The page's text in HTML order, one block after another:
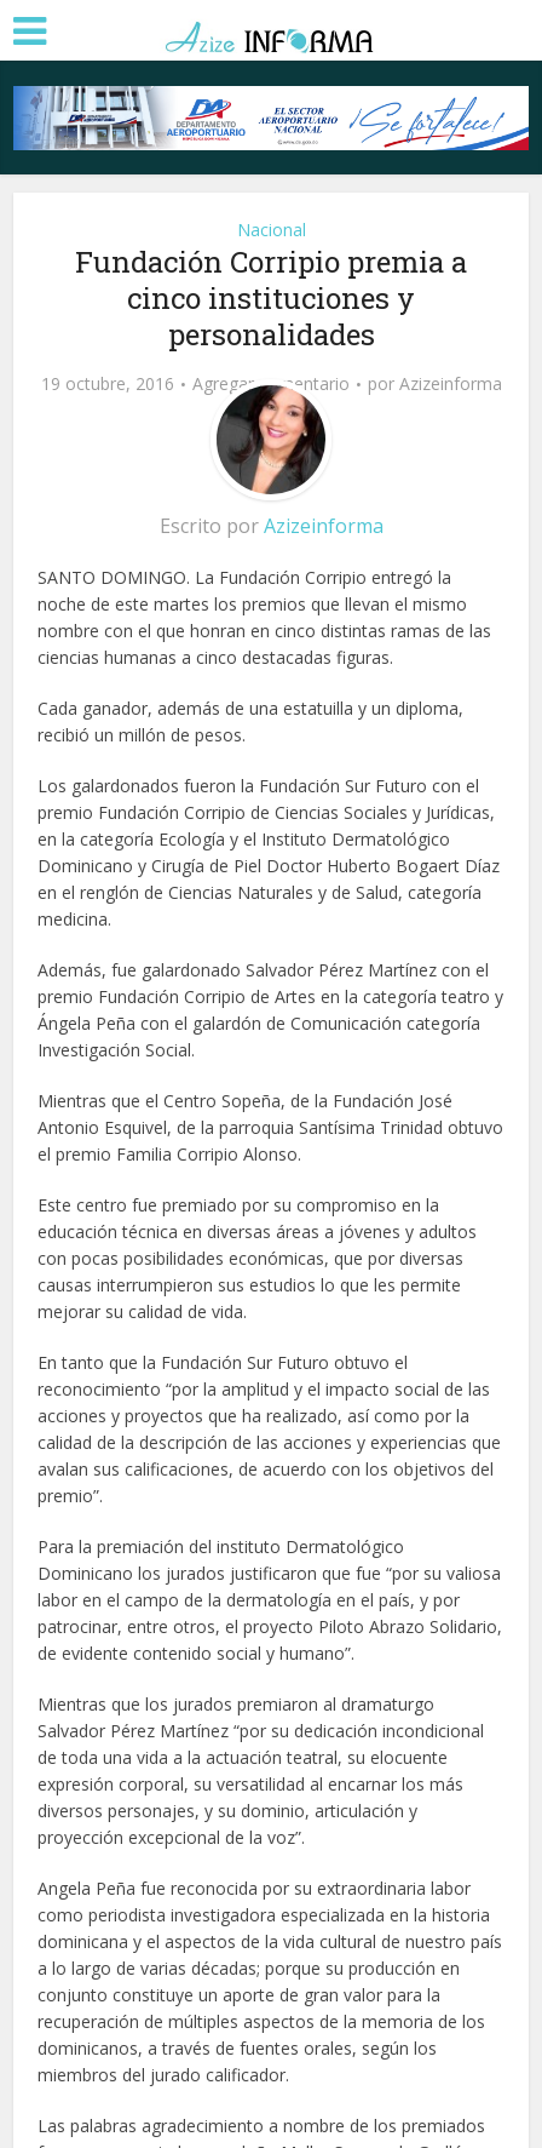
Nacional
Fundación Corripio premia a
cinco instituciones y
personalidades
19 octubre, 2016 Agregar comentario por Azizeinforma
Escrito porAzizeinforma
SANTO DOMINGO. La Fundación Corripio entregó la
noche de este martes los premios que llevan el mismo
nombre con el que honran en cinco distintas ramas de las
ciencias humanas a cinco destacadas figuras.
Cada ganador, además de una estatuilla y un diploma,
recibió un millón de pesos.
Los galardonados fueron la Fundación Sur Futuro con el
premio Fundación Corripio de Ciencias Sociales y Jurídicas,
en la categoría Ecología y el Instituto Dermatológico
Dominicano y Cirugía de Piel Doctor Huberto Bogaert Díaz
en el renglón de Ciencias Naturales y de Salud, categoría
medicina.
Además, fue galardonado Salvador Pérez Martínez con el
premio Fundación Corripio de Artes en la categoría teatro y
Ángela Peña con el galardón de Comunicación categoría
Investigación Social.
Mientras que el Centro Sopeña, de la Fundación José
Antonio Esquivel, de la parroquia Santísima Trinidad obtuvo
el premio Familia Corripio Alonso.
Este centro fue premiado por su compromiso en la
educación técnica en diversas áreas a jóvenes y adultos
con pocas posibilidades económicas, que por diversas
causas interrumpieron sus estudios lo que les permite
mejorar su calidad de vida.
En tanto que la Fundación Sur Futuro obtuvo el
reconocimiento “por la amplitud y el impacto social de las
acciones y proyectos que ha realizado, así como por la
calidad de la descripción de las acciones y experiencias que
avalan sus calificaciones, de acuerdo con los objetivos del
premio”.
Para la premiación del instituto Dermatológico
Dominicano los jurados justificaron que fue “por su valiosa
labor en el campo de la dermatología en el país, y por
patrocinar, entre otros, el proyecto Piloto Abrazo Solidario,
de evidente contenido social y humano”.
Mientras que los jurados premiaron al dramaturgo
Salvador Pérez Martínez “por su dedicación incondicional
de toda una vida a la actuación teatral, su elocuente
expresión corporal, su versatilidad al encarnar los más
diversos personajes, y su dominio, articulación y
proyección excepcional de la voz”.
Angela Peña fue reconocida por su extraordinaria labor
como periodista investigadora especializada en la historia
dominicana y el aspectos de la vida cultural de nuestro país
a lo largo de varias décadas; porque su producción en
conjunto constituye un aporte de gran valor para la
recuperación de múltiples aspectos de la memoria de los
dominicanos, a través de fuentes orales, según los
miembros del jurado calificador.
Las palabras agradecimiento a nombre de los premiados